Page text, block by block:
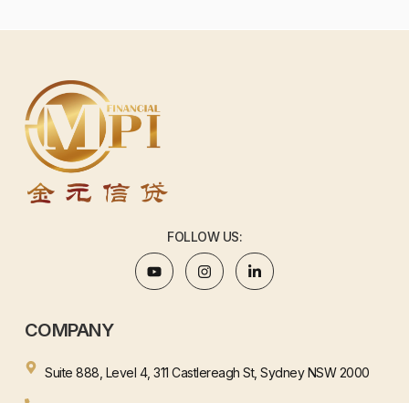
FOLLOW US:
COMPANY
Suite 888, Level 4, 311 Castlereagh St, Sydney NSW 2000